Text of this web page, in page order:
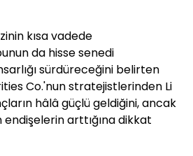
kısa vadede
da hisse senedi
sürdüreceğini belirten
Co.'nun stratejistlerinden Li
hâlâ güçlü geldiğini, ancak
arttığına dikkat